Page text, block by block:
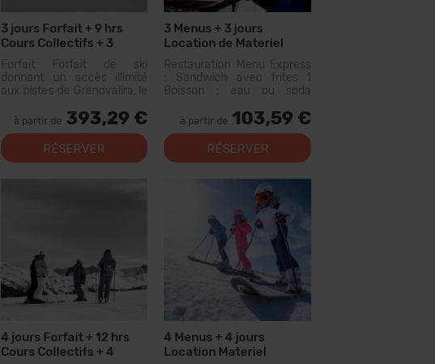
3 jours Forfait + 9 hrs
Cours Collectifs + 3
Menus + 3 jours Location
Materiel
Forfait Forfait de ski
donnant un accès illimité
aux pistes de Grandvalira, le
des Pyrénées. Avec ce
forfait, vous pourrez
parcourir plus de 200 km de
pistes, avec des options
à partir de 393,29 €
RÉSERVER
3 Menus + 3 jours
Location de Materiel
Restauration Menu Express
: Sandwich avec frites 1
Boisson : eau ou soda
les eaux aromatisées) Menu
disponible dans les
restaurants suivants :
Canillo : Xiri El Forn Tarter :
à partir de 103,59 €
RÉSERVER
4 jours Forfait + 12 hrs
Cours Collectifs + 4
4 Menus + 4 jours
Location Materiel